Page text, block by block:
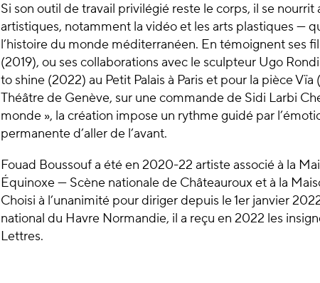
Si son outil de travail privilégié reste le corps, il se nourrit
artistiques, notamment la vidéo et les arts plastiques —
l’histoire du monde méditerranéen. En témoignent ses
(2019), ou ses collaborations avec le sculpteur Ugo
to shine (2022) au Petit Palais à Paris et pour la pièce
Théâtre de Genève, sur une commande de Sidi Larbi
monde », la création impose un rythme guidé par
permanente d’aller de l’avant.
Fouad Boussouf a été en 2020-22 artiste associé à la
Équinoxe — Scène nationale de Châteauroux et à la
Choisi à l’unanimité pour diriger depuis le 1er janvier
national du Havre Normandie, il a reçu en 2022 les
Lettres.